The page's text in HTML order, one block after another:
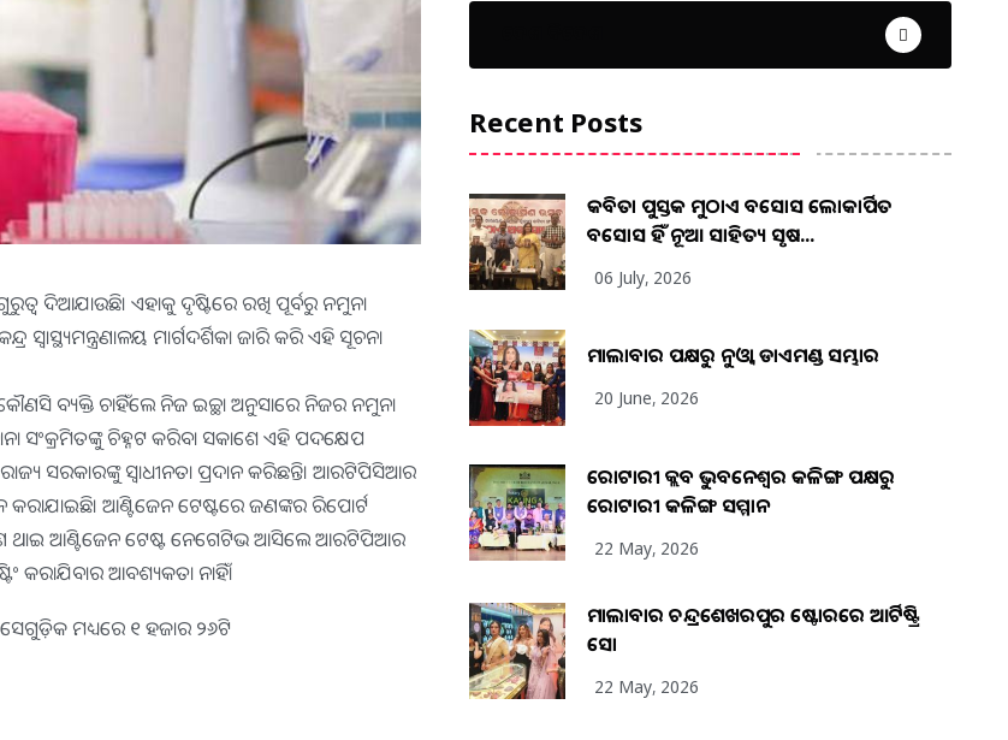
ଦିଆଯାଉଛି। ଏହାକୁ ଦୃଷ୍ଟିରେ ରଖି ପୂର୍ବରୁ ନମୁନା
ମାର୍ଗଦର୍ଶିକା ଜାରି କରି ଏହି ସୂଚନା
ବ୍ୟକ୍ତି ଚାହିଁଲେ ନିଜ ଇଚ୍ଛା ଅନୁସାରେ ନିଜର ନମୁନା
ସଂକ୍ରମିତଙ୍କୁ ଚିହ୍ନଟ କରିବା ସକାଶେ ଏହି ପଦକ୍ଷେପ
ସରକାରଙ୍କୁ ସ୍ୱାଧୀନତା ପ୍ରଦାନ କରିଛନ୍ତି। ଆରଟିପିସିଆର
ଆଣ୍ଟିଜେନ ଟେଷ୍ଟରେ ଜଣଙ୍କର ରିପୋର୍ଟ
ଥାଇ ଆଣ୍ଟିଜେନ ଟେଷ୍ଟ ନେଗେଟିଭ ଆସିଲେ ଆରଟିପିଆର
କରାଯିବାର ଆବଶ୍ୟକତା ନାହିଁ।
ସେଗୁଡ଼ିକ ମଧ୍ୟରେ ୧ ହଜାର ୨୬ଟି
Recent Posts
କବିତା ପୁସ୍ତକ ମୁଠାଏ ଅବସୋସ ଲୋକାର୍ପିତ
ଅବସୋସ ହିଁ ନୂଆ ସାହିତ୍ୟ ସୃଷ...
06 July, 2026
ମାଲାବାର ପକ୍ଷରୁ ନୁଓ୍ବା ଡାଏମଣ୍ଡ ସମ୍ଭାର
20 June, 2026
ରୋଟାରୀ କ୍ଲବ ଭୁବନେଶ୍ୱର କଳିଙ୍ଗ ପକ୍ଷରୁ
ରୋଟାରୀ କଳିଙ୍ଗ ସମ୍ମାନ
22 May, 2026
ମାଲାବାର ଚନ୍ଦ୍ରଶେଖରପୁର ଷ୍ଟୋରରେ ଆର୍ଟିଷ୍ଟ୍ରି
ସୋ
22 May, 2026